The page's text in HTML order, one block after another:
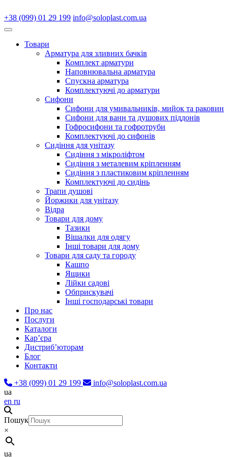
+38 (099) 01 29 199 info@soloplast.com.ua
Товари
Арматура для зливних бачків
Комплект арматури
Наповнювальна арматура
Спускна арматура
Комплектуючі до арматури
Сифони
Сифони для умивальників, мийок та раковин
Сифони для ванн та душових піддонів
Гофросифони та гофротруби
Комплектуючі до сифонів
Сидіння для унітазу
Сидіння з мікроліфтом
Сидіння з металевим кріпленням
Сидіння з пластиковим кріпленням
Комплектуючі до сидінь
Трапи душові
Йоржики для унітазу
Відра
Товари для дому
Тазики
Вішалки для одягу
Інші товари для дому
Товари для саду та городу
Кашпо
Ящики
Лійки садові
Обприскувачі
Інші господарські товари
Про нас
Послуги
Каталоги
Карʼєра
Дистриб’юторам
Блог
Контакти
+38 (099) 01 29 199
info@soloplast.com.ua
ua
en ru
Пошук
×
ua